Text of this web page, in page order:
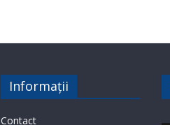
Informații
Contact